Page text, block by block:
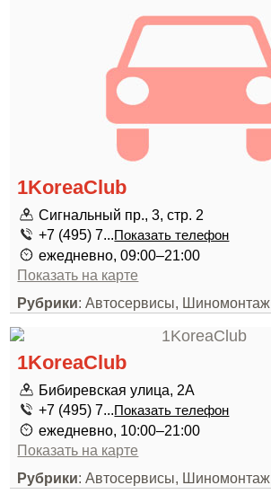
1KoreaClub
Сигнальный пр., 3, стр. 2
+7 (495) 7...Показать телефон
ежедневно, 09:00–21:00
Показать на карте
Рубрики: Автосервисы, Шиномонтаж
1KoreaClub
Бибиревская улица, 2А
+7 (495) 7...Показать телефон
ежедневно, 10:00–21:00
Показать на карте
Рубрики: Автосервисы, Шиномонтаж